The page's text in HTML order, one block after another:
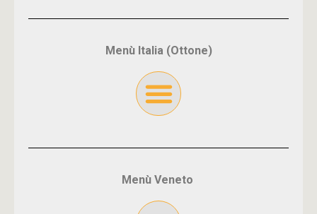
Menù Italia (Ottone)
Menù Veneto